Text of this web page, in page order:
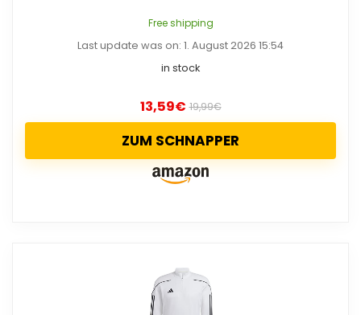
Free shipping
Last update was on: 1. August 2026 15:54
in stock
13,59€ 19,99€
ZUM SCHNAPPER